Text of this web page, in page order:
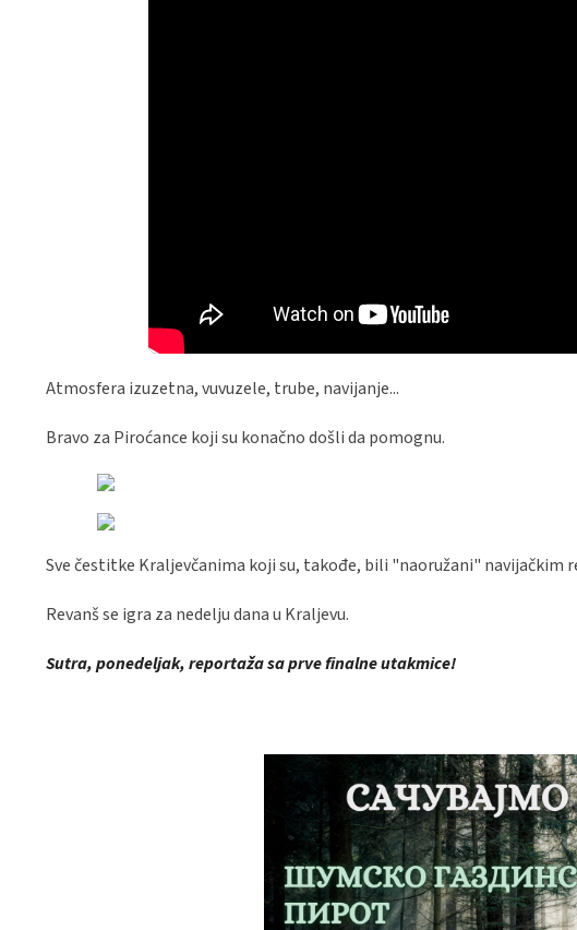
Atmosfera izuzetna, vuvuzele, trube, navijanje...
Bravo za Piroćance koji su konačno došli da pomognu.
Sve čestitke Kraljevčanima koji su, takođe, bili "naoružani" navijačkim
Revanš se igra za nedelju dana u Kraljevu.
Sutra, ponedeljak, reportaža sa prve finalne utakmice!